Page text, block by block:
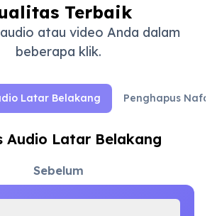
Terbaik
atau video Anda dalam
beberapa klik.
Latar Belakang Penghapus Nafas
Audio Latar Belakang
Sebelum